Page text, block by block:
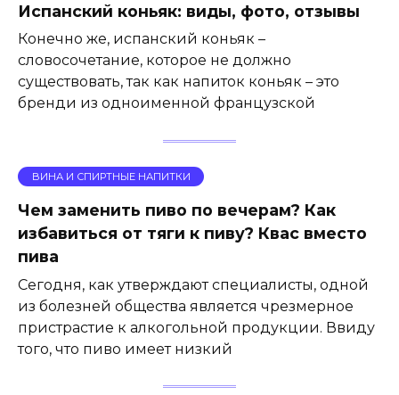
Испанский коньяк: виды, фото, отзывы
Конечно же, испанский коньяк –
словосочетание, которое не должно
существовать, так как напиток коньяк – это
бренди из одноименной французской
ВИНА И СПИРТНЫЕ НАПИТКИ
Чем заменить пиво по вечерам? Как
избавиться от тяги к пиву? Квас вместо
пива
Сегодня, как утверждают специалисты, одной
из болезней общества является чрезмерное
пристрастие к алкогольной продукции. Ввиду
того, что пиво имеет низкий